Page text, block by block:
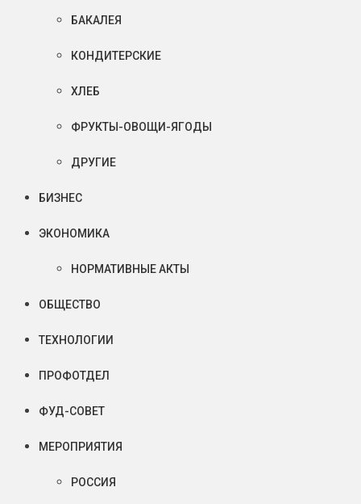
БАКАЛЕЯ
КОНДИТЕРСКИЕ
ХЛЕБ
ФРУКТЫ-ОВОЩИ-ЯГОДЫ
ДРУГИЕ
БИЗНЕС
ЭКОНОМИКА
НОРМАТИВНЫЕ АКТЫ
ОБЩЕСТВО
ТЕХНОЛОГИИ
ПРОФОТДЕЛ
ФУД-СОВЕТ
МЕРОПРИЯТИЯ
РОССИЯ